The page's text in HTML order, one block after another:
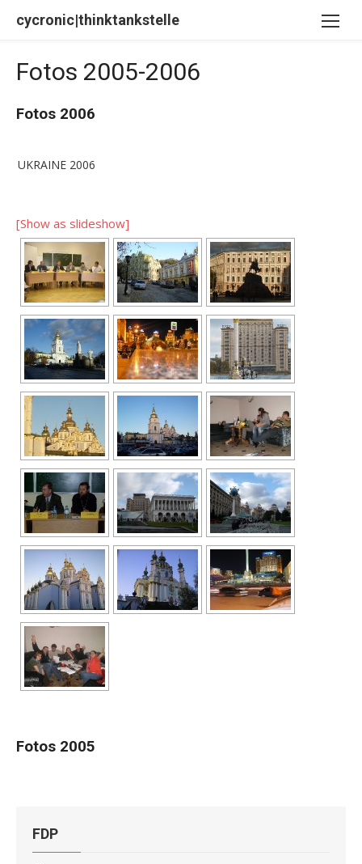
cycronic|thinktankstelle
Fotos 2005-2006
Fotos 2006
UKRAINE 2006
[Show as slideshow]
Fotos 2005
FDP